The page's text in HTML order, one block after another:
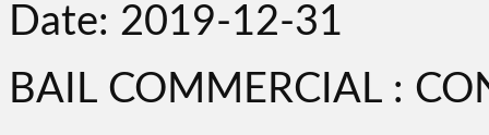
Date: 2019-12-31
BAIL COMMERCIAL :